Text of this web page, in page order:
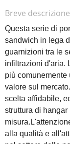
Breve
Questa serie di
sandwich in lega
guarnizioni tra le
infiltrazioni d'aria.
più comunemente
valore sul
scelta affidabile,
struttura di
alla qualità e